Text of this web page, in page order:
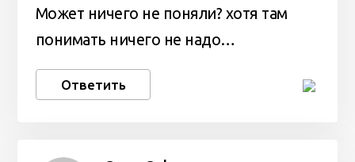
Может ничего не поняли? хотя там
понимать ничего не надо…
Ответить